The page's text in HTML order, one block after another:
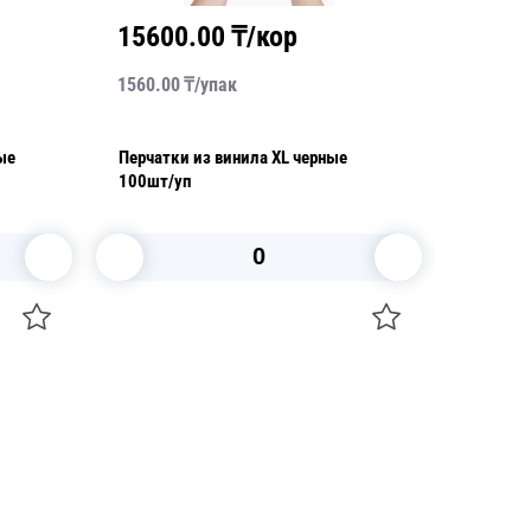
15600.00 ₸/кор
1560.00₸/упак
Перчатки из винила XL черные
100шт/уп